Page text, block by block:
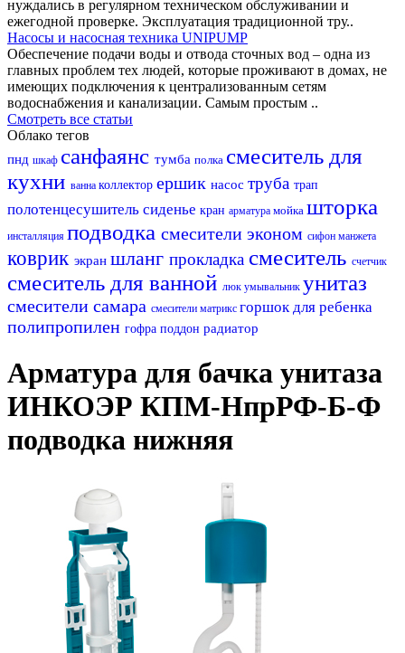
нуждались в регулярном техническом обслуживании и
ежегодной проверке. Эксплуатация традиционной тру..
Насосы и насосная техника UNIPUMP
Обеспечение подачи воды и отвода сточных вод – одна из
главных проблем тех людей, которые проживают в домах, не
имеющих подключения к централизованным сетям
водоснабжения и канализации. Самым простым ..
Смотреть все статьи
Облако тегов
пнд шкаф санфаянс тумба полка смеситель для
кухни ванна коллектор ершик насос труба трап
полотенцесушитель сиденье кран арматура мойка шторка
инсталляция подводка смесители эконом сифон манжета
коврик экран шланг прокладка смеситель счетчик
смеситель для ванной люк умывальник унитаз
смесители самара смесители матрикс горшок для ребенка
полипропилен гофра поддон радиатор
Арматура для бачка унитаза
ИНКОЭР КПМ-НпрРФ-Б-Ф
подводка нижняя